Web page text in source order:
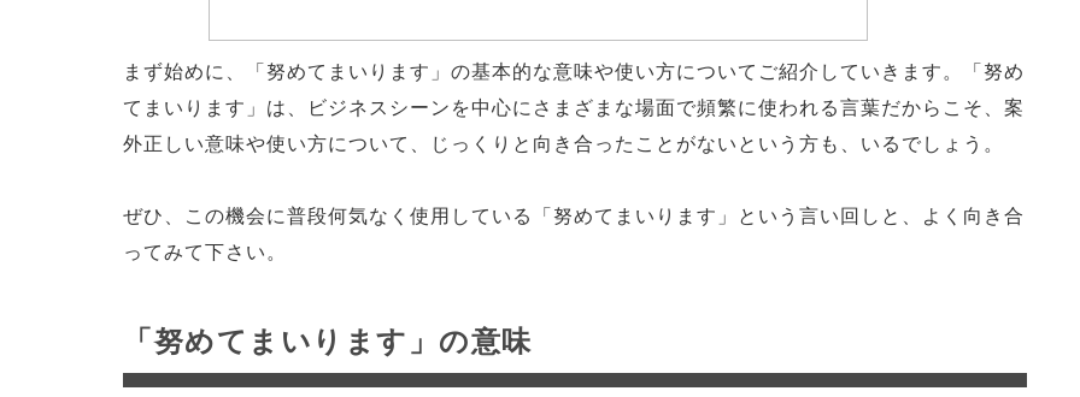
まず始めに、「努めてまいります」の基本的な意味や使い方についてご紹介していきます。「努め
てまいります」は、ビジネスシーンを中心にさまざまな場面で頻繁に使われる言葉だからこそ、案
外正しい意味や使い方について、じっくりと向き合ったことがないという方も、いるでしょう。
ぜひ、この機会に普段何気なく使用している「努めてまいります」という言い回しと、よく向き合
ってみて下さい。
「努めてまいります」の意味